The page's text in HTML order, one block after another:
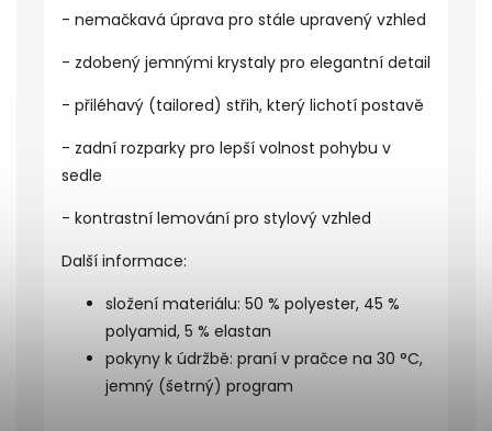
- nemačkavá úprava pro stále upravený vzhled
- zdobený jemnými krystaly pro elegantní detail
- přiléhavý (tailored) střih, který lichotí postavě
- zadní rozparky pro lepší volnost pohybu v
sedle
- kontrastní lemování pro stylový vzhled
Další informace:
složení materiálu: 50 % polyester, 45 %
polyamid, 5 % elastan
pokyny k údržbě: praní v pračce na 30 °C,
jemný (šetrný) program